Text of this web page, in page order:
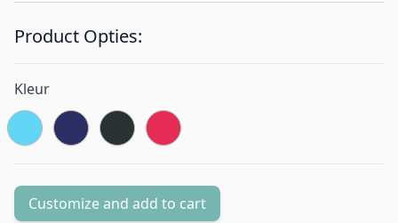
Product Opties:
Kleur
Customize and add to cart